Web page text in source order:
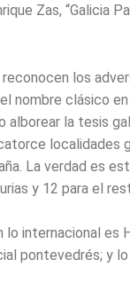
Zas, “Galicia
los
nombre clásico en
alborear la tesis
localidades
La verdad es
y 12 para el
internacional es
pontevedrés; y